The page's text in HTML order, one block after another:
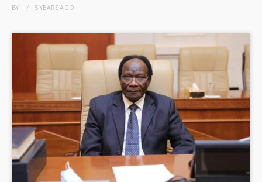
BY 5 YEARSAGO